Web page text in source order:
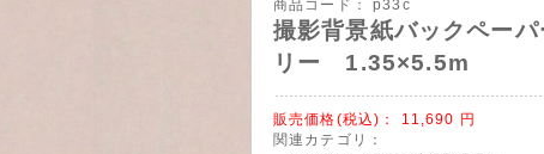
商品コード： p33c
撮影背景紙バックペー
リー 1.35×5.5m
販売価格(税込)： 11,690 円
関連カテゴリ：